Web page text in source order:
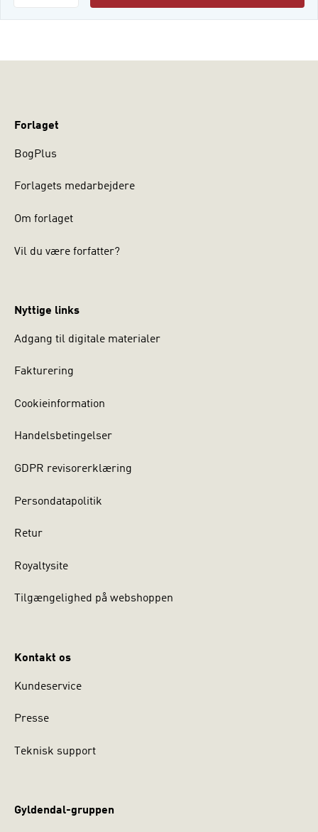
Forlaget
BogPlus
Forlagets medarbejdere
Om forlaget
Vil du være forfatter?
Nyttige links
Adgang til digitale materialer
Fakturering
Cookieinformation
Handelsbetingelser
GDPR revisorerklæring
Persondatapolitik
Retur
Royaltysite
Tilgængelighed på webshoppen
Kontakt os
Kundeservice
Presse
Teknisk support
Gyldendal-gruppen